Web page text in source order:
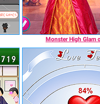
Monster High Glam